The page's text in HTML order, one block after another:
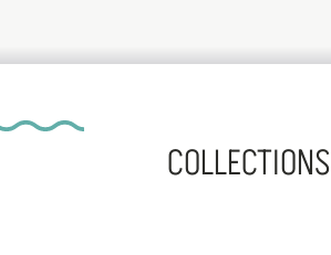
COLLECTIONS